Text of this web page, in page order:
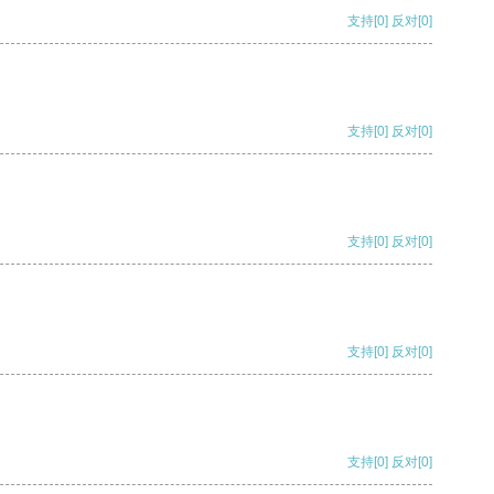
支持[0] 反对[0]
支持[0] 反对[0]
支持[0] 反对[0]
支持[0] 反对[0]
支持[0] 反对[0]